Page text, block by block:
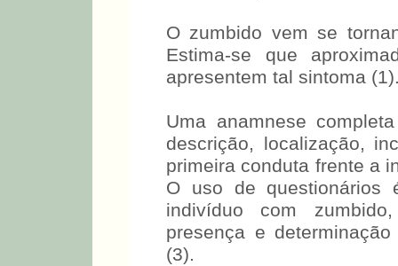
O zumbido vem se
Estima-se que
apresentem tal sintoma
Uma anamnese
descrição, localização,
primeira conduta frente a
O uso de questionários
indivíduo com
presença e
(3).